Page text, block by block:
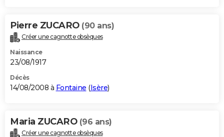
Pierre ZUCARO (90 ans)
Créer une cagnotte obsèques
Naissance
23/08/1917
Décès
14/08/2008 à Fontaine (Isère)
Maria ZUCARO (96 ans)
Créer une cagnotte obsèques